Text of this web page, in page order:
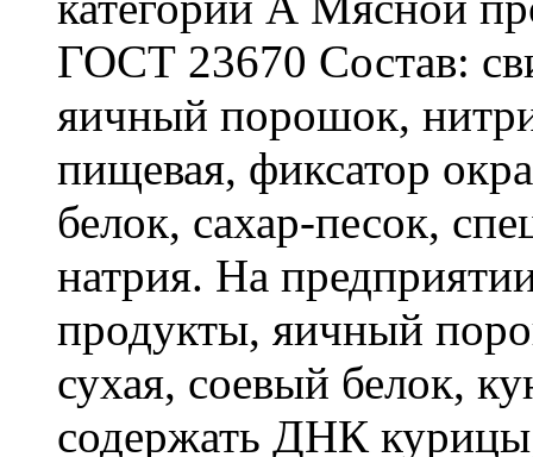
ГОСТ 23670 Состав:
яичный порошок,
пищевая, фиксатор
белок, сахар-песок,
натрия. На
продукты, яичный
сухая, соевый белок,
содержать ДНК